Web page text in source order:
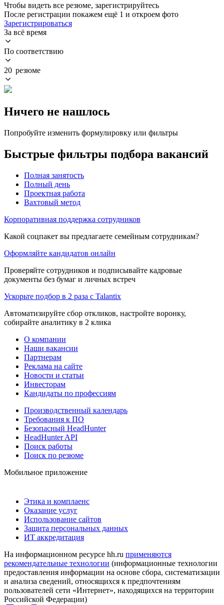
Чтобы видеть все резюме, зарегистрируйтесь
После регистрации покажем ещё 1 и откроем фото
Зарегистрироваться
За всё время
По соответствию
20 резюме
Ничего не нашлось
Попробуйте изменить формулировку или фильтры
Быстрые фильтры подбора вакансий
Полная занятость
Полный день
Проектная работа
Вахтовый метод
Корпоративная поддержка сотрудников
Какой соцпакет вы предлагаете семейным сотрудникам?
Оформляйте кандидатов онлайн
Проверяйте сотрудников и подписывайте кадровые
документы без бумаг и личных встреч
Ускорьте подбор в 2 раза с Talantix
Автоматизируйте сбор откликов, настройте воронку,
собирайте аналитику в 2 клика
О компании
Наши вакансии
Партнерам
Реклама на сайте
Новости и статьи
Инвесторам
Кандидаты по профессиям
Производственный календарь
Требования к ПО
Безопасный HeadHunter
HeadHunter API
Поиск работы
Поиск по резюме
Мобильное приложение
Этика и комплаенс
Оказание услуг
Использование сайтов
Защита персональных данных
ИТ аккредитация
На информационном ресурсе hh.ru применяются
рекомендательные технологии (информационные технологии
предоставления информации на основе сбора, систематизации
и анализа сведений, относящихся к предпочтениям
пользователей сети «Интернет», находящихся на территории
Российской Федерации)